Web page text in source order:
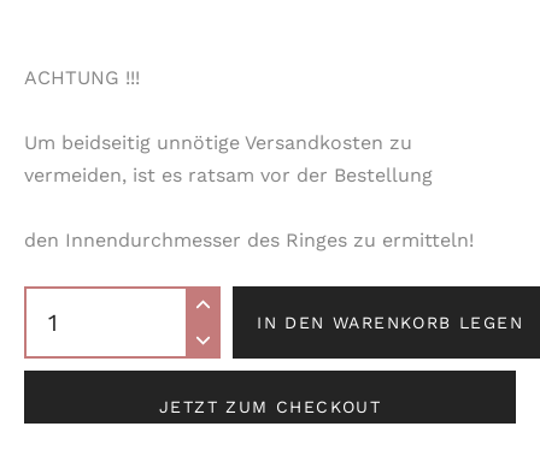
ACHTUNG !!!
Um beidseitig unnötige Versandkosten zu
vermeiden, ist es ratsam vor der Bestellung
den Innendurchmesser des Ringes zu ermitteln!
IN DEN WARENKORB LEGEN
JETZT ZUM CHECKOUT